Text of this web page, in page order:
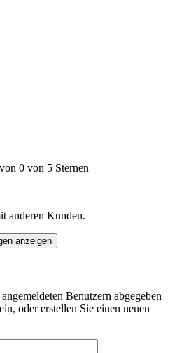
0 von 5 Sternen
anderen Kunden.
anzeigen
Benutzern abgegeben
oder erstellen Sie einen neuen